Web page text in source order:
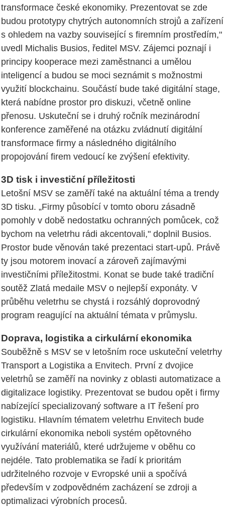
transformace české ekonomiky. Prezentovat se zde
budou prototypy chytrých autonomních strojů a zařízení
s ohledem na vazby související s firemním prostředím,"
uvedl Michalis Busios, ředitel MSV. Zájemci poznají i
principy kooperace mezi zaměstnanci a umělou
inteligencí a budou se moci seznámit s možnostmi
využití blockchainu. Součástí bude také digitální stage,
která nabídne prostor pro diskuzi, včetně online
přenosu. Uskuteční se i druhý ročník mezinárodní
konference zaměřené na otázku zvládnutí digitální
transformace firmy a následného digitálního
propojování firem vedoucí ke zvýšení efektivity.
3D tisk i investiční příležitosti
Letošní MSV se zaměří také na aktuální téma a trendy
3D tisku. „Firmy působící v tomto oboru zásadně
pomohly v době nedostatku ochranných pomůcek, což
bychom na veletrhu rádi akcentovali," doplnil Busios.
Prostor bude věnován také prezentaci start-upů. Právě
ty jsou motorem inovací a zároveň zajímavými
investičními příležitostmi. Konat se bude také tradiční
soutěž Zlatá medaile MSV o nejlepší exponáty. V
průběhu veletrhu se chystá i rozsáhlý doprovodný
program reagující na aktuální témata v průmyslu.
Doprava, logistika a cirkulární ekonomika
Souběžně s MSV se v letošním roce uskuteční veletrhy
Transport a Logistika a Envitech. První z dvojice
veletrhů se zaměří na novinky z oblasti automatizace a
digitalizace logistiky. Prezentovat se budou opět i firmy
nabízející specializovaný software a IT řešení pro
logistiku. Hlavním tématem veletrhu Envitech bude
cirkulární ekonomika neboli systém opětovného
využívání materiálů, které udržujeme v oběhu co
nejdéle. Tato problematika se řadí k prioritám
udržitelného rozvoje v Evropské unii a spočívá
především v zodpovědném zacházení se zdroji a
optimalizaci výrobních procesů.